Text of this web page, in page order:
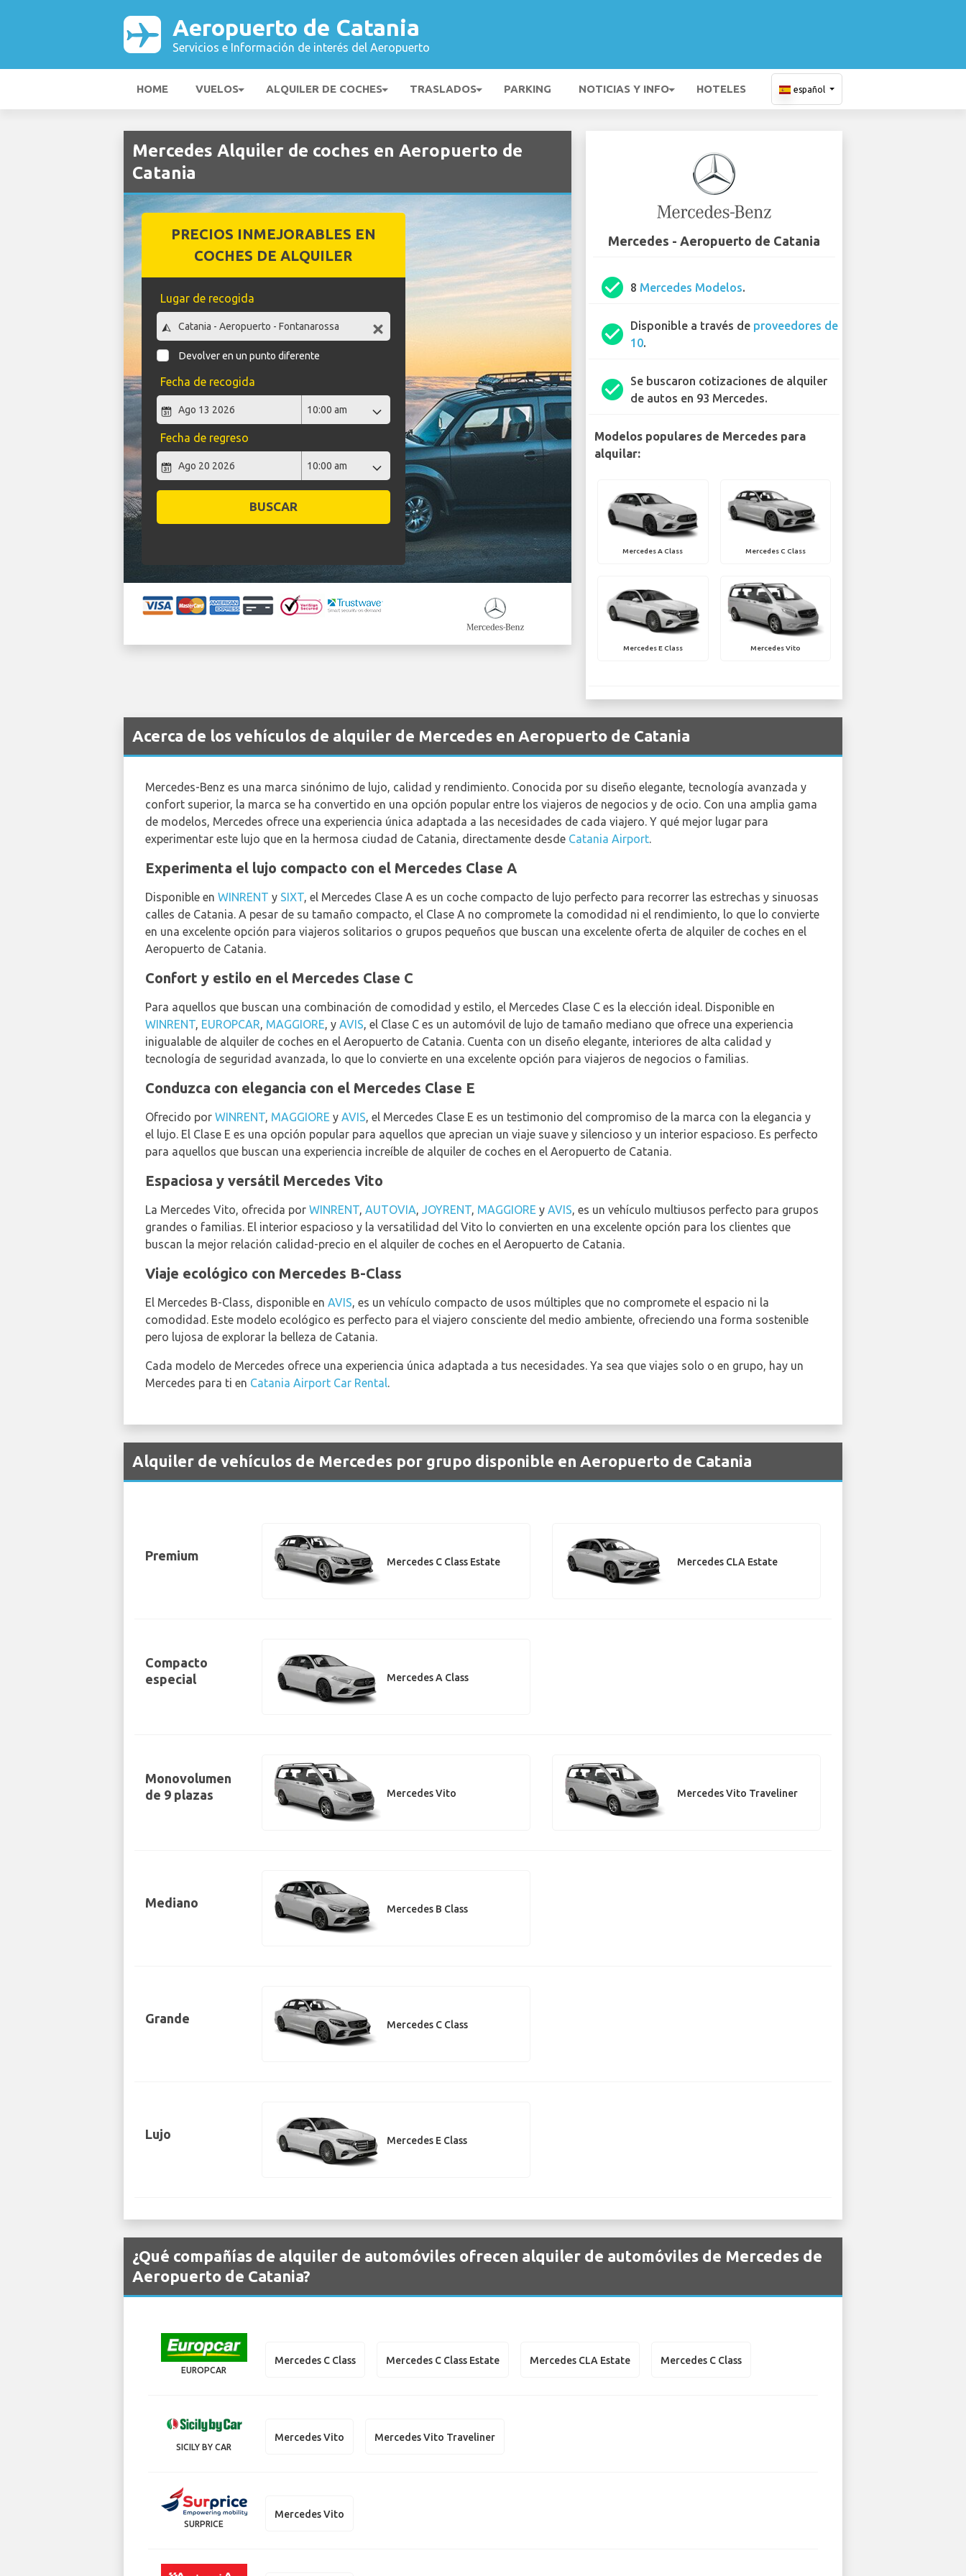
Aeropuerto de Catania
Servicios e Información de interés del Aeropuerto
HOME VUELOS ALQUILER DE COCHES TRASLADOS PARKING NOTICIAS Y INFO HOTELES español
Mercedes Alquiler de coches en Aeropuerto de
Catania
PRECIOS INMEJORABLES EN
COCHES DE ALQUILER
Lugar de recogida
Devolver en un punto diferente
Fecha de recogida
Fecha de regreso
BUSCAR
Mercedes - Aeropuerto de Catania
check_circle 8 Mercedes Modelos.
check_circle Disponible a través de proveedores de
10.
check_circle
Se buscaron cotizaciones de alquiler
de autos en 93 Mercedes.
Modelos populares de Mercedes para
alquilar:
Mercedes A Class Mercedes C Class
Mercedes E Class Mercedes Vito
Acerca de los vehículos de alquiler de Mercedes en Aeropuerto de Catania
Mercedes-Benz es una marca sinónimo de lujo, calidad y rendimiento. Conocida por su diseño elegante, tecnología avanzada y
confort superior, la marca se ha convertido en una opción popular entre los viajeros de negocios y de ocio. Con una amplia gama
de modelos, Mercedes ofrece una experiencia única adaptada a las necesidades de cada viajero. Y qué mejor lugar para
experimentar este lujo que en la hermosa ciudad de Catania, directamente desde Catania Airport.
Experimenta el lujo compacto con el Mercedes Clase A
Disponible en WINRENT y SIXT, el Mercedes Clase A es un coche compacto de lujo perfecto para recorrer las estrechas y sinuosas
calles de Catania. A pesar de su tamaño compacto, el Clase A no compromete la comodidad ni el rendimiento, lo que lo convierte
en una excelente opción para viajeros solitarios o grupos pequeños que buscan una excelente oferta de alquiler de coches en el
Aeropuerto de Catania.
Confort y estilo en el Mercedes Clase C
Para aquellos que buscan una combinación de comodidad y estilo, el Mercedes Clase C es la elección ideal. Disponible en
WINRENT, EUROPCAR, MAGGIORE, y AVIS, el Clase C es un automóvil de lujo de tamaño mediano que ofrece una experiencia
inigualable de alquiler de coches en el Aeropuerto de Catania. Cuenta con un diseño elegante, interiores de alta calidad y
tecnología de seguridad avanzada, lo que lo convierte en una excelente opción para viajeros de negocios o familias.
Conduzca con elegancia con el Mercedes Clase E
Ofrecido por WINRENT, MAGGIORE y AVIS, el Mercedes Clase E es un testimonio del compromiso de la marca con la elegancia y
el lujo. El Clase E es una opción popular para aquellos que aprecian un viaje suave y silencioso y un interior espacioso. Es perfecto
para aquellos que buscan una experiencia increíble de alquiler de coches en el Aeropuerto de Catania.
Espaciosa y versátil Mercedes Vito
La Mercedes Vito, ofrecida por WINRENT, AUTOVIA, JOYRENT, MAGGIORE y AVIS, es un vehículo multiusos perfecto para grupos
grandes o familias. El interior espacioso y la versatilidad del Vito lo convierten en una excelente opción para los clientes que
buscan la mejor relación calidad-precio en el alquiler de coches en el Aeropuerto de Catania.
Viaje ecológico con Mercedes B-Class
El Mercedes B-Class, disponible en AVIS, es un vehículo compacto de usos múltiples que no compromete el espacio ni la
comodidad. Este modelo ecológico es perfecto para el viajero consciente del medio ambiente, ofreciendo una forma sostenible
pero lujosa de explorar la belleza de Catania.
Cada modelo de Mercedes ofrece una experiencia única adaptada a tus necesidades. Ya sea que viajes solo o en grupo, hay un
Mercedes para ti en Catania Airport Car Rental.
Alquiler de vehículos de Mercedes por grupo disponible en Aeropuerto de Catania
Premium Mercedes C Class Estate Mercedes CLA Estate
Compacto
especial
Mercedes A Class
Monovolumen
de 9 plazas
Mercedes Vito Mercedes Vito Traveliner
Mediano Mercedes B Class
Grande Mercedes C Class
Lujo Mercedes E Class
¿Qué compañías de alquiler de automóviles ofrecen alquiler de automóviles de Mercedes de
Aeropuerto de Catania?
EUROPCAR
Mercedes C Class Mercedes C Class Estate Mercedes CLA Estate Mercedes C Class
SICILY BY CAR
Mercedes Vito Mercedes Vito Traveliner
SURPRICE
Mercedes Vito